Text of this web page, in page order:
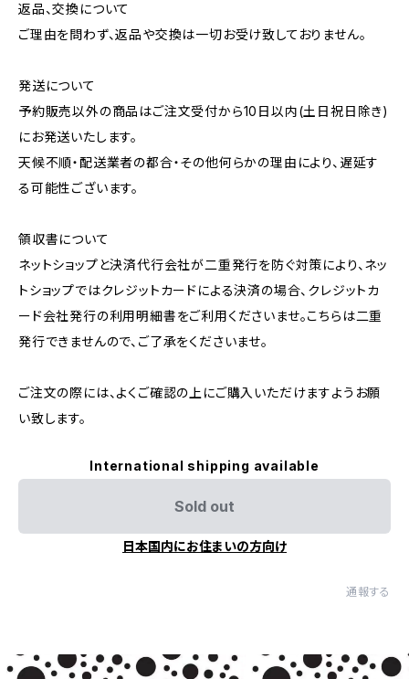
返品、交換について
ご理由を問わず、返品や交換は一切お受け致しておりません。
発送について
予約販売以外の商品はご注文受付から10日以内(土日祝日除き)
にお発送いたします。
天候不順・配送業者の都合・その他何らかの理由により、遅延す
る可能性ございます。
領収書について
ネットショップと決済代行会社が二重発行を防ぐ対策により、ネッ
トショップではクレジットカードによる決済の場合、クレジットカ
ード会社発行の利用明細書をご利用くださいませ。こちらは二重
発行できませんので、ご了承をくださいませ。
ご注文の際には、よくご確認の上にご購入いただけますようお願
い致します。
International shipping available
Sold out
日本国内にお住まいの方向け
通報する